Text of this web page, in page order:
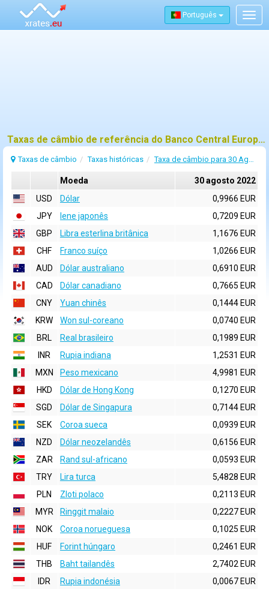
Português
Taxas de câmbio de referência do Banco Central Europeu (BCE) para 30 agosto 2022
Taxas de câmbio Taxas históricas Taxa de câmbio para 30 Agosto 2022
Moeda
30 agosto 2022
USD
Dólar
0,9966 EUR
JPY
Iene japonês
0,7209 EUR
GBP
Libra esterlina britânica
1,1676 EUR
CHF
Franco suíço
1,0266 EUR
AUD
Dólar australiano
0,6910 EUR
CAD
Dólar canadiano
0,7665 EUR
CNY
Yuan chinês
0,1444 EUR
KRW
Won sul-coreano
0,0740 EUR
BRL
Real brasileiro
0,1989 EUR
INR
Rupia indiana
1,2531 EUR
MXN
Peso mexicano
4,9981 EUR
HKD
Dólar de Hong Kong
0,1270 EUR
SGD
Dólar de Singapura
0,7144 EUR
SEK
Coroa sueca
0,0939 EUR
NZD
Dólar neozelandês
0,6156 EUR
ZAR
Rand sul-africano
0,0593 EUR
TRY
Lira turca
5,4828 EUR
PLN
Zloti polaco
0,2113 EUR
MYR
Ringgit malaio
0,2227 EUR
NOK
Coroa norueguesa
0,1025 EUR
HUF
Forint húngaro
0,2461 EUR
THB
Baht tailandês
2,7402 EUR
IDR
Rupia indonésia
0,0067 EUR